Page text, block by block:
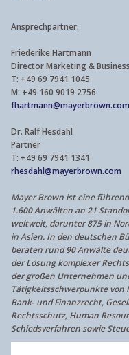
Ansprechpartner:
Friederike Hartmann
Director Marketing &
T: +49 69 7941 1045
M: +49 160 9019 2756
fhartmann@mayerbrown.com
Dr. Ralf Hesdahl
Partner
T: +49 69 7941 1341
rhesdahl@mayerbrown.com
Mayer Brown ist eine
1.600 Anwälten an 21
weltweit, darunter 875 in
in Asien. In den deutschen
beraten rund 90 Anwälte
der Lösung komplexer
der großen Unternehmen
Tätigkeitsschwerpunkte von
Bank- und Finanzrecht,
Rechtsschutz, Human
Schiedsverfahren sowie